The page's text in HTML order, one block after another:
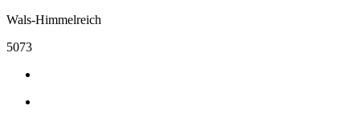
Wals-Himmelreich
5073